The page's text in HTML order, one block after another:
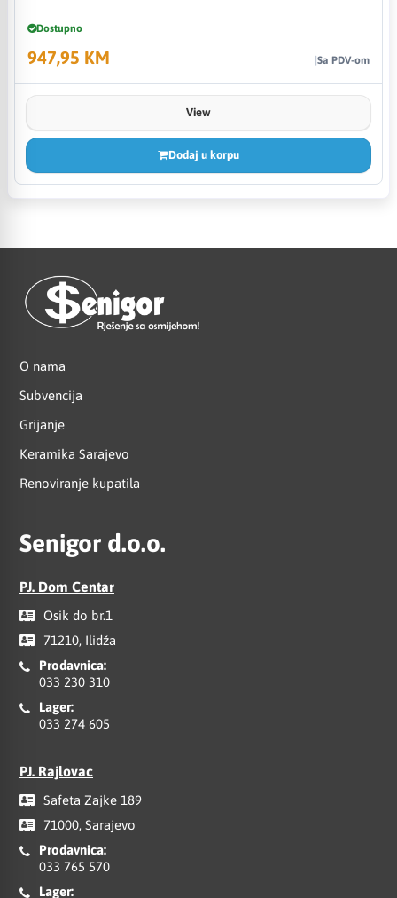
Dostupno
947,95 KM Sa PDV-om
View
Dodaj u korpu
O nama
Subvencija
Grijanje
Keramika Sarajevo
Renoviranje kupatila
Senigor d.o.o.
PJ. Dom Centar
Osik do br.1
71210, Ilidža
Prodavnica:
033 230 310
Lager:
033 274 605
PJ. Rajlovac
Safeta Zajke 189
71000, Sarajevo
Prodavnica:
033 765 570
Lager: